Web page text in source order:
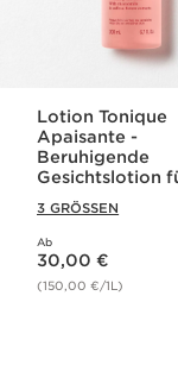
Lotion Tonique
Apaisante -
Beruhigende
Gesichtslotion
sehr trockene
sensible Haut
3 GRÖSSEN
Ab
Aktueller Preis 30,00 €
30,00 €
(150,00 €/1L)